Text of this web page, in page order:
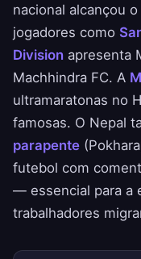
nacional alcançou o
jogadores como
Division apresenta
Machhindra FC. A
ultramaratonas no
famosas. O Nepal
parapente
futebol com
— essencial para a
trabalhadores